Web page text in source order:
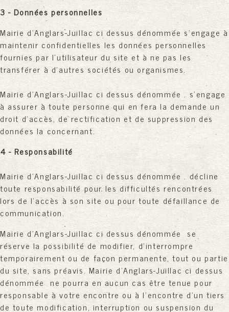
3 - Données personnelles
Mairie d'Anglars-Juillac ci dessus dénommée s'engage à
maintenir confidentielles les données personnelles
fournies par l'utilisateur du site et à ne pas les
transférer à d'autres sociétés ou organismes.
Mairie d'Anglars-Juillac ci dessus dénommée . s'engage
à assurer à toute personne qui en fera la demande un
droit d'accès, de rectification et de suppression des
données la concernant.
4 - Responsabilité
Mairie d'Anglars-Juillac ci dessus dénommée . décline
toute responsabilité pour les difficultés rencontrées
lors de l'accès à son site ou pour toute défaillance de
communication.
Mairie d'Anglars-Juillac ci dessus dénommée se
réserve la possibilité de modifier, d'interrompre
temporairement ou de façon permanente, tout ou partie
du site, sans préavis. Mairie d'Anglars-Juillac ci dessus
dénommée ne pourra en aucun cas être tenue pour
responsable à votre encontre ou à l'encontre d'un tiers
de toute modification, interruption ou suspension du